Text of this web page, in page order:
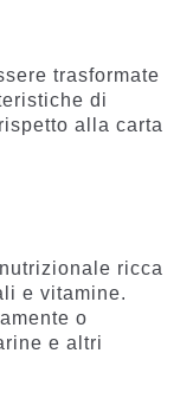
trasformate
di
alla carta
ricca
e vitamine.
o
e altri